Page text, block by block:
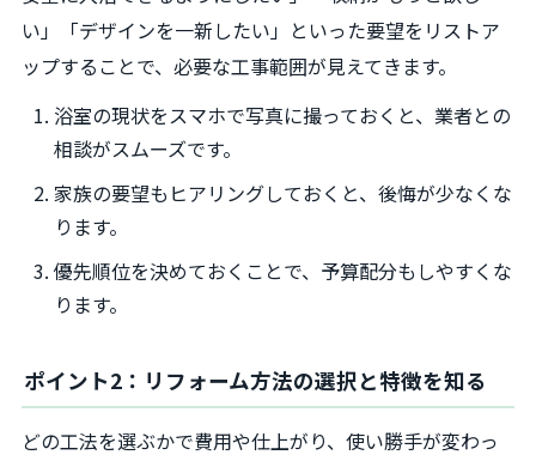
い」「デザインを一新したい」といった要望をリストア
ップすることで、必要な工事範囲が見えてきます。
浴室の現状をスマホで写真に撮っておくと、業者との
相談がスムーズです。
家族の要望もヒアリングしておくと、後悔が少なくな
ります。
優先順位を決めておくことで、予算配分もしやすくな
ります。
ポイント2：リフォーム方法の選択と特徴を知る
どの工法を選ぶかで費用や仕上がり、使い勝手が変わっ